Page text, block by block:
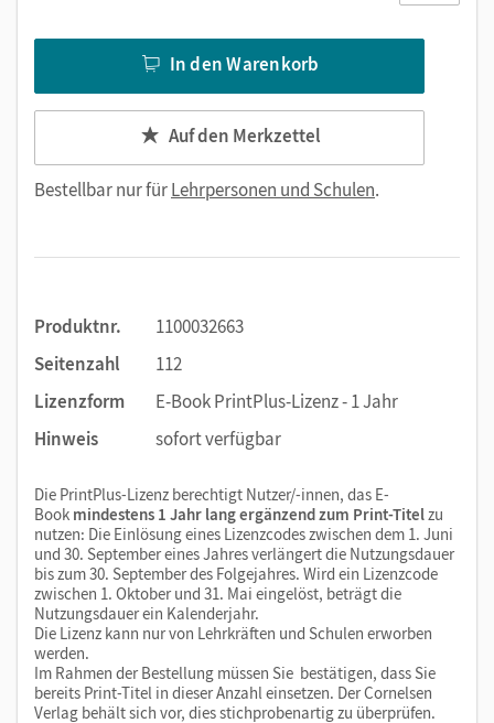
In den Warenkorb
Auf den Merkzettel
Bestellbar nur fürLehrpersonen und Schulen.
Produktnr.
1100032663
Seitenzahl
112
Lizenzform
E-Book PrintPlus-Lizenz - 1 Jahr
Hinweis
sofort verfügbar
Die PrintPlus-Lizenz berechtigt Nutzer/-innen, das E-
Book mindestens 1 Jahr lang ergänzend zum Print-Titelzu
nutzen: Die Einlösung eines Lizenzcodes zwischen dem 1. Juni
und 30. September eines Jahres verlängert die Nutzungsdauer
bis zum 30. September des Folgejahres. Wird ein Lizenzcode
zwischen 1. Oktober und 31. Mai eingelöst, beträgt die
Nutzungsdauer ein Kalenderjahr.
Die Lizenz kann nur von Lehrkräften und Schulen erworben
werden.
Im Rahmen der Bestellung müssen Sie bestätigen, dass Sie
bereits Print-Titel in dieser Anzahl einsetzen. Der Cornelsen
Verlag behält sich vor, dies stichprobenartig zu überprüfen.